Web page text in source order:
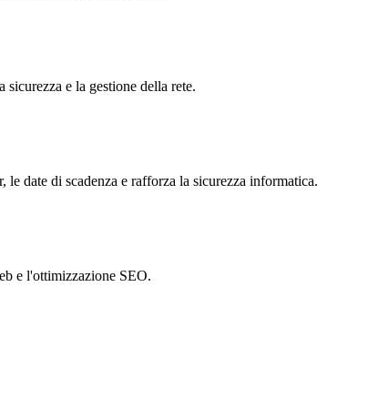
e la gestione della rete.
date di scadenza e rafforza la sicurezza informatica.
e l'ottimizzazione SEO.